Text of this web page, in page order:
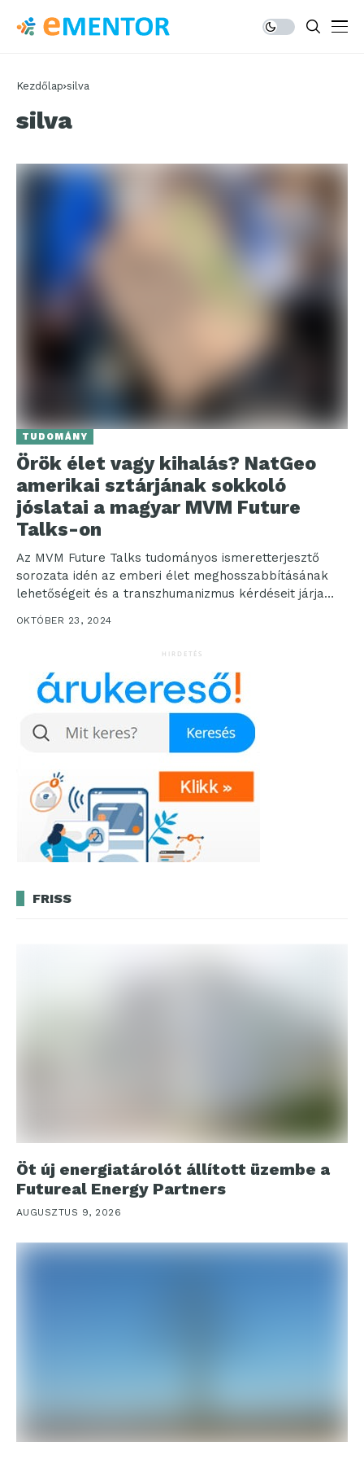
Kezdőlap silva
silva
TUDOMÁNY
Örök élet vagy kihalás? NatGeo
amerikai sztárjának sokkoló
jóslatai a magyar MVM Future
Talks-on
Az MVM Future Talks tudományos ismeretterjesztő
sorozata idén az emberi élet meghosszabbításának
lehetőségeit és a transzhumanizmus kérdéseit járja
körül. A sorozat csúcspontjaként október...
OKTÓBER 23, 2024
HIRDETÉS
FRISS
Öt új energiatárolót állított üzembe a
Futureal Energy Partners
AUGUSZTUS 9, 2026